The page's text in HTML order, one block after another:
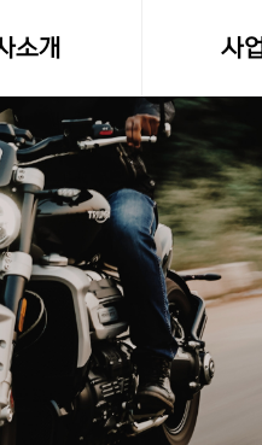
소개
사말
사
소형화물(
전국
오토바
전국당